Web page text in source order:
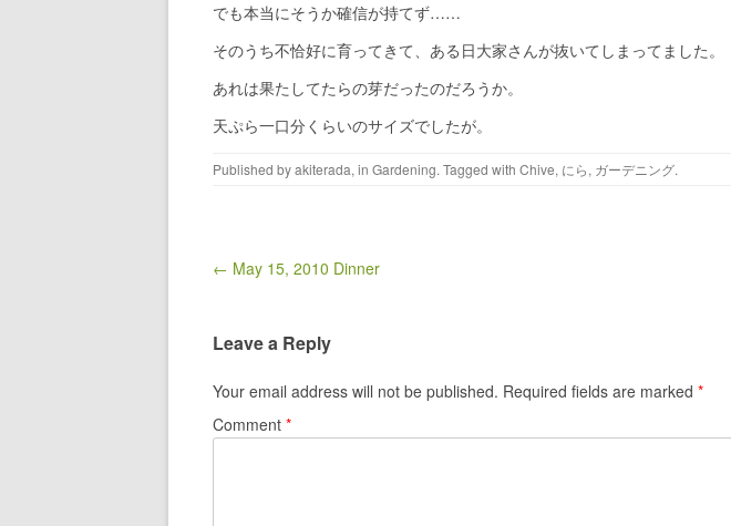
でも本当にそうか確信が持てず……
そのうち不恰好に育ってきて、ある日大家さんが抜いてしまってました。
あれは果たしてたらの芽だったのだろうか。
天ぷら一口分くらいのサイズでしたが。
Published byakiterada, in Gardening. Tagged with Chive, にら, ガーデニング.
Post navigation
← May 15, 2010 Dinner
Leave a Reply
Your email address will not be published. Required fields are marked *
Comment *